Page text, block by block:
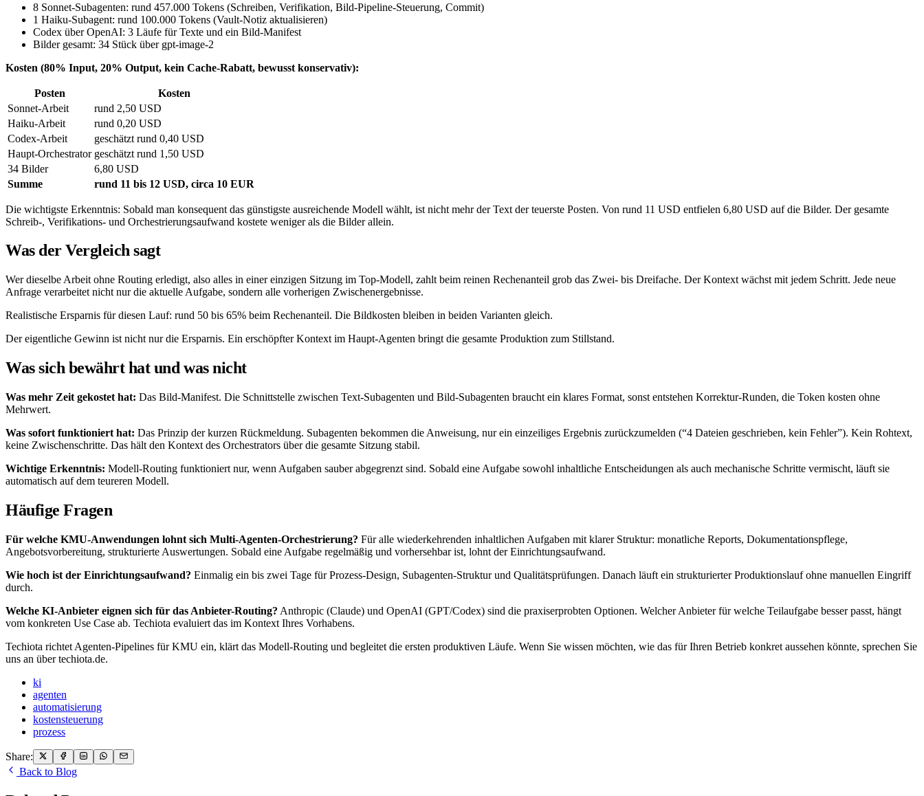
8 Sonnet-Subagenten: rund 457.000 Tokens (Schreiben, Verifikation, Bild-Pipeline-Steuerung, Commit)
1 Haiku-Subagent: rund 100.000 Tokens (Vault-Notiz aktualisieren)
Codex über OpenAI: 3 Läufe für Texte und ein Bild-Manifest
Bilder gesamt: 34 Stück über gpt-image-2
Kosten (80% Input, 20% Output, kein Cache-Rabatt, bewusst konservativ):
Posten
Kosten
Sonnet-Arbeit
rund 2,50 USD
Haiku-Arbeit
rund 0,20 USD
Codex-Arbeit
geschätzt rund 0,40 USD
Haupt-Orchestrator geschätzt rund 1,50 USD
34 Bilder
6,80 USD
Summe
rund 11 bis 12 USD, circa 10 EUR
Die wichtigste Erkenntnis: Sobald man konsequent das günstigste ausreichende Modell wählt, ist nicht mehr der Text der teuerste Posten. Von rund 11 USD entfielen 6,80 USD auf die Bilder. Der gesamte
Schreib-, Verifikations- und Orchestrierungsaufwand kostete weniger als die Bilder allein.
Was der Vergleich sagt
Wer dieselbe Arbeit ohne Routing erledigt, also alles in einer einzigen Sitzung im Top-Modell, zahlt beim reinen Rechenanteil grob das Zwei- bis Dreifache. Der Kontext wächst mit jedem Schritt. Jede neue
Anfrage verarbeitet nicht nur die aktuelle Aufgabe, sondern alle vorherigen Zwischenergebnisse.
Realistische Ersparnis für diesen Lauf: rund 50 bis 65% beim Rechenanteil. Die Bildkosten bleiben in beiden Varianten gleich.
Der eigentliche Gewinn ist nicht nur die Ersparnis. Ein erschöpfter Kontext im Haupt-Agenten bringt die gesamte Produktion zum Stillstand.
Was sich bewährt hat und was nicht
Was mehr Zeit gekostet hat: Das Bild-Manifest. Die Schnittstelle zwischen Text-Subagenten und Bild-Subagenten braucht ein klares Format, sonst entstehen Korrektur-Runden, die Token kosten ohne
Mehrwert.
Was sofort funktioniert hat: Das Prinzip der kurzen Rückmeldung. Subagenten bekommen die Anweisung, nur ein einzeiliges Ergebnis zurückzumelden (“4 Dateien geschrieben, kein Fehler”). Kein Rohtext,
keine Zwischenschritte. Das hält den Kontext des Orchestrators über die gesamte Sitzung stabil.
Wichtige Erkenntnis: Modell-Routing funktioniert nur, wenn Aufgaben sauber abgegrenzt sind. Sobald eine Aufgabe sowohl inhaltliche Entscheidungen als auch mechanische Schritte vermischt, läuft sie
automatisch auf dem teureren Modell.
Häufige Fragen
Für welche KMU-Anwendungen lohnt sich Multi-Agenten-Orchestrierung? Für alle wiederkehrenden inhaltlichen Aufgaben mit klarer Struktur: monatliche Reports, Dokumentationspflege,
Angebotsvorbereitung, strukturierte Auswertungen. Sobald eine Aufgabe regelmäßig und vorhersehbar ist, lohnt der Einrichtungsaufwand.
Wie hoch ist der Einrichtungsaufwand? Einmalig ein bis zwei Tage für Prozess-Design, Subagenten-Struktur und Qualitätsprüfungen. Danach läuft ein strukturierter Produktionslauf ohne manuellen Eingriff
durch.
Welche KI-Anbieter eignen sich für das Anbieter-Routing? Anthropic (Claude) und OpenAI (GPT/Codex) sind die praxiserprobten Optionen. Welcher Anbieter für welche Teilaufgabe besser passt, hängt
vom konkreten Use Case ab. Techiota evaluiert das im Kontext Ihres Vorhabens.
Techiota richtet Agenten-Pipelines für KMU ein, klärt das Modell-Routing und begleitet die ersten produktiven Läufe. Wenn Sie wissen möchten, wie das für Ihren Betrieb konkret aussehen könnte, sprechen Sie
uns an über techiota.de.
ki
agenten
automatisierung
kostensteuerung
prozess
Share:
Back to Blog